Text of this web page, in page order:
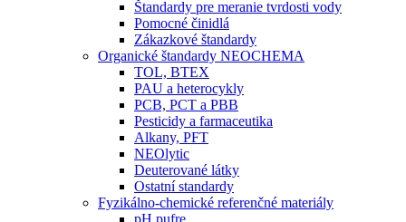
Štandardy pre meranie tvrdosti vody
Pomocné činidlá
Zákazkové štandardy
Organické štandardy NEOCHEMA
TOL, BTEX
PAU a heterocykly
PCB, PCT a PBB
Pesticidy a farmaceutika
Alkany, PFT
NEOlytic
Deuterované látky
Ostatní standardy
Fyzikálno-chemické referenčné materiály
pH pufre